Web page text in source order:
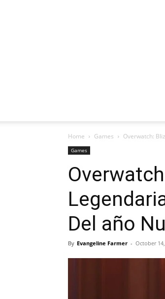
Home Games Overwatch:
Games
Del año
By Evangeline Farmer - October